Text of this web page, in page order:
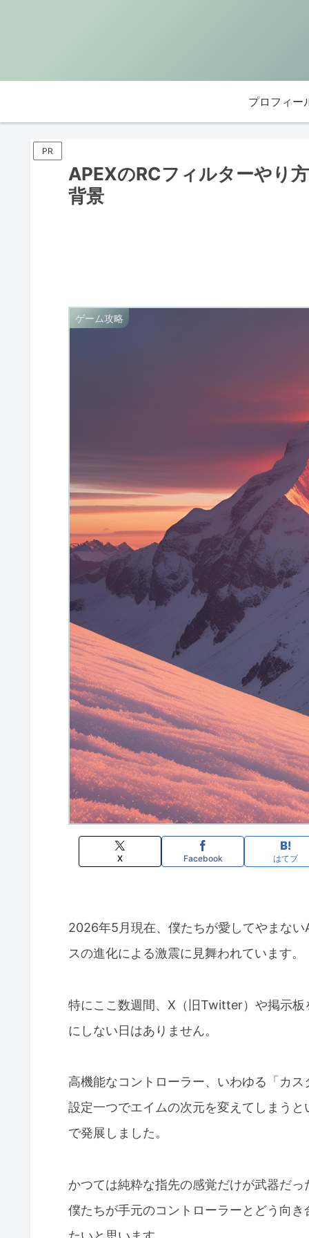
プロフィー
PR
APEXのRCフィルターやり
背景
ゲーム攻略
X Facebook はてブ
2026年5月現在、僕たちが愛してやまな
スの進化による激震に見舞われています。
特にここ数週間、X（旧Twitter）や掲示
にしない日はありません。
高機能なコントローラー、いわゆる「カ
設定一つでエイムの次元を変えてしまう
で発展しました。
かつては純粋な指先の感覚だけが武器だ
僕たちが手元のコントローラーとどう向